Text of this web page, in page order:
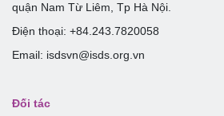
quận Nam Từ Liêm, Tp Hà Nội.
Điện thoại: +84.243.7820058
Email: isdsvn@isds.org.vn
Đối tác